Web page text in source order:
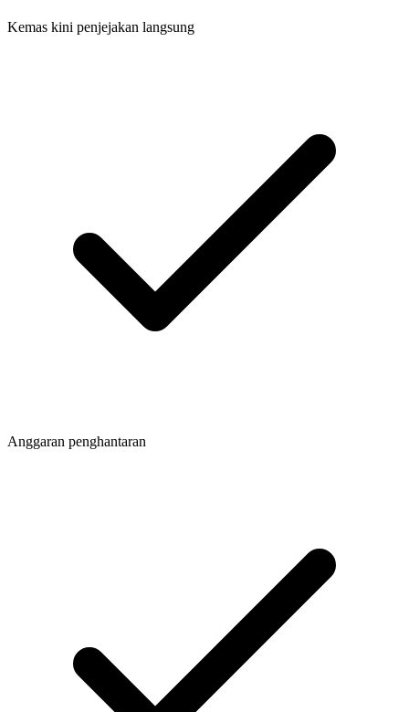
Kemas kini penjejakan langsung
Anggaran penghantaran